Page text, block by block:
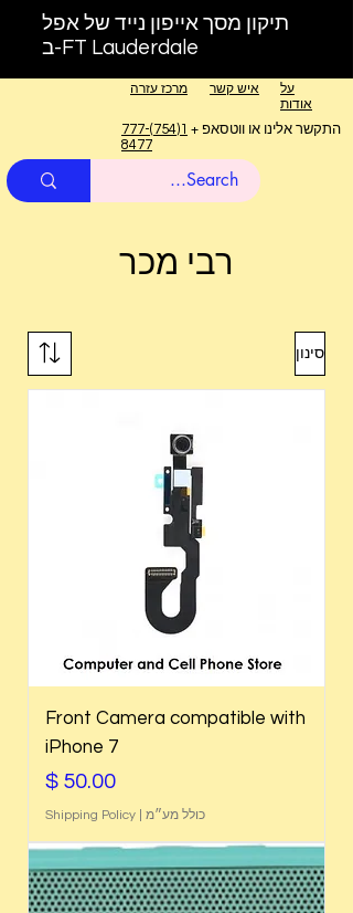
תיקון מסך אייפון נייד של אפל
ב-FT Lauderdale
על
אודות
איש קשר מרכז עזרה
התקשר אלינו או ווטסאפ +
1(754)777-
8477
רבי מכר
סינון
Front Camera compatible with
iPhone 7
מחיר
כולל מע״מ Shipping Policy